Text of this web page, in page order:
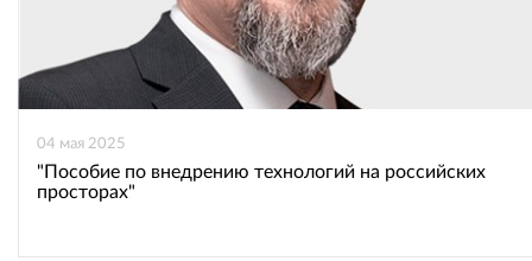
04 мая 2025
"Пособие по внедрению технологий на российских
просторах"